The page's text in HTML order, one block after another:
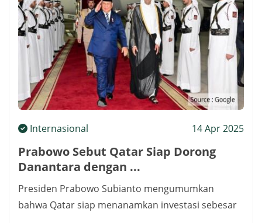
Internasional 14 Apr 2025
Prabowo Sebut Qatar Siap Dorong
Danantara dengan ...
Presiden Prabowo Subianto mengumumkan
bahwa Qatar siap menanamkan investasi sebesar